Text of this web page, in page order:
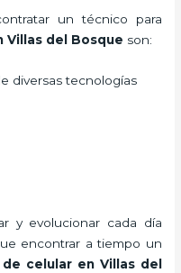
un técnico para
Villas del Bosque son:
diversas tecnologías
y evolucionar cada día
encontrar a tiempo un
celularen Villas del